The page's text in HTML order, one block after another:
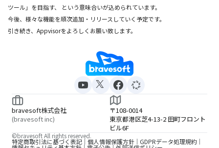
ツール」を目指す、 という意味合いが込められています。
今後、様々な機能を順次追加・リリースしていく予定です。
引き続き、Appvisorをよろしくお願い致します。
bravesoft株式会社
(bravesoft inc)
〒108-0014
東京都港区芝4-13-2 田町フロント
ビル6F
特定商取引法に基づく表記 個人情報保護方針 GDPRデータ処理規約
©bravesoft All rights reserved.